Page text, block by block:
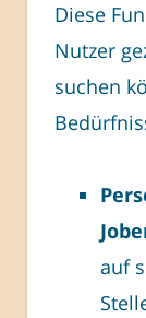
Diese
Nutzer
suchen
auf